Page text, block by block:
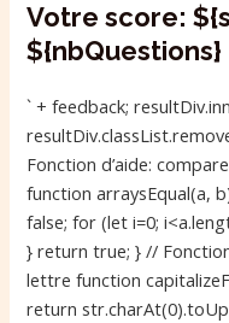
Votre score:
${nbQuestions}
` + feedback;
Fonction d’aide:
function arraysEqual(a,
false; for (let i=0;
} return true; } //
lettre function
return